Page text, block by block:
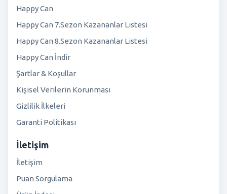
Happy Can
Happy Can 7.Sezon Kazananlar Listesi
Happy Can 8.Sezon Kazananlar Listesi
Happy Can İndir
Şartlar & Koşullar
Kişisel Verilerin Korunması
Gizlilik İlkeleri
Garanti Politikası
İletişim
İletişim
Puan Sorgulama